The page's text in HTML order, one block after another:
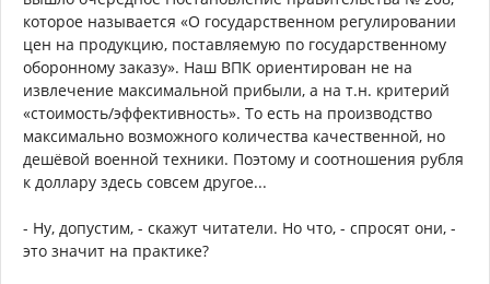
которое называется «О государственном регулировании
цен на продукцию, поставляемую по государственному
оборонному заказу». Наш ВПК ориентирован не на
извлечение максимальной прибыли, а на т.н. критерий
«стоимость/эффективность». То есть на производство
максимально возможного количества качественной, но
дешёвой военной техники. Поэтому и соотношения рубля
к доллару здесь совсем другое...
- Ну, допустим, - скажут читатели. Но что, - спросят они, -
это значит на практике?